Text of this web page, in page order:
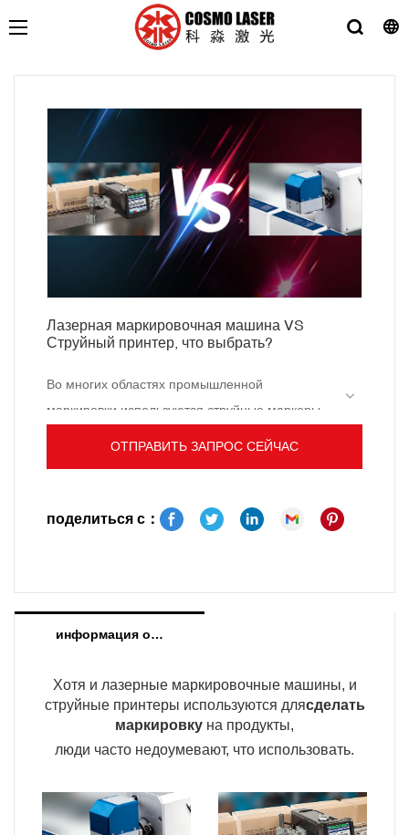
Лазерная маркировочная машина VS
Струйный принтер, что выбрать?
Во многих областях промышленной
маркировки используются струйные маркеры
приложения. Затем мы перечислим их
ОТПРАВИТЬ ЗАПРОС СЕЙЧАС
поделиться с：
информация о продукте
Хотя и лазерные маркировочные машины, и
струйные принтеры используются длясделать
маркировку на продукты,
люди часто недоумевают, что использовать.